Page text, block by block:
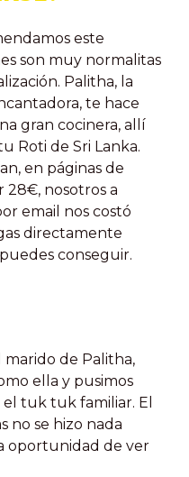
este
son muy normalitas
Palitha, la
te hace
gran cocinera, allí
Roti de Sri Lanka.
en páginas de
28€, nosotros a
email nos costó
directamente
conseguir.
marido de Palitha,
ella y pusimos
tuk tuk familiar. El
no se hizo nada
oportunidad de ver